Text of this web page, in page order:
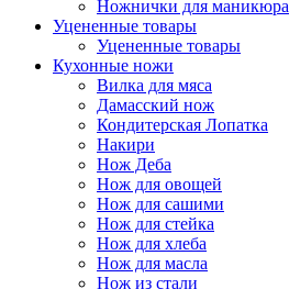
Ножнички для маникюра
Уцененные товары
Уцененные товары
Кухонные ножи
Вилка для мяса
Дамасский нож
Кондитерская Лопатка
Накири
Нож Деба
Нож для овощей
Нож для сашими
Нож для стейка
Нож для хлеба
Нож для масла
Нож из стали